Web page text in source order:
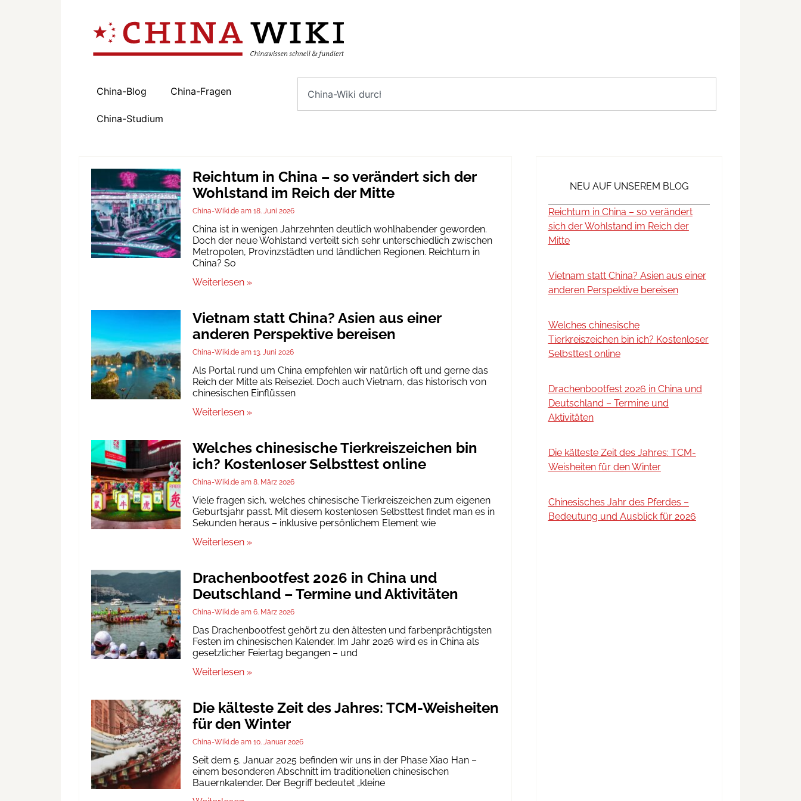
China-Blog China-Fragen
China-Studium
Reichtum in China – so verändert sich der
Wohlstand im Reich der Mitte
China-Wiki.de 18. Juni 2026
China ist in wenigen Jahrzehnten deutlich wohlhabender geworden.
Doch der neue Wohlstand verteilt sich sehr unterschiedlich zwischen
Metropolen, Provinzstädten und ländlichen Regionen. Reichtum in
China? So
Weiterlesen »
Vietnam statt China? Asien aus einer
anderen Perspektive bereisen
China-Wiki.de 13. Juni 2026
Als Portal rund um China empfehlen wir natürlich oft und gerne das
Reich der Mitte als Reiseziel. Doch auch Vietnam, das historisch von
chinesischen Einflüssen
Weiterlesen »
Welches chinesische Tierkreiszeichen bin
ich? Kostenloser Selbsttest online
China-Wiki.de 8. März 2026
Viele fragen sich, welches chinesische Tierkreiszeichen zum eigenen
Geburtsjahr passt. Mit diesem kostenlosen Selbsttest findet man es in
Sekunden heraus – inklusive persönlichem Element wie
Weiterlesen »
Drachenbootfest 2026 in China und
Deutschland – Termine und Aktivitäten
China-Wiki.de 6. März 2026
Das Drachenbootfest gehört zu den ältesten und farbenprächtigsten
Festen im chinesischen Kalender. Im Jahr 2026 wird es in China als
gesetzlicher Feiertag begangen – und
Weiterlesen »
Die kälteste Zeit des Jahres: TCM-Weisheiten
für den Winter
China-Wiki.de 10. Januar 2026
Seit dem 5. Januar 2025 befinden wir uns in der Phase Xiao Han –
einem besonderen Abschnitt im traditionellen chinesischen
Bauernkalender. Der Begriff bedeutet „kleine
NEU AUF UNSEREM BLOG
Reichtum in China – so verändert
sich der Wohlstand im Reich der
Mitte
Vietnam statt China? Asien aus einer
anderen Perspektive bereisen
Welches chinesische
Tierkreiszeichen bin ich? Kostenloser
Selbsttest online
Drachenbootfest 2026 in China und
Deutschland – Termine und
Aktivitäten
Die kälteste Zeit des Jahres: TCM-
Weisheiten für den Winter
Chinesisches Jahr des Pferdes –
Bedeutung und Ausblick für 2026